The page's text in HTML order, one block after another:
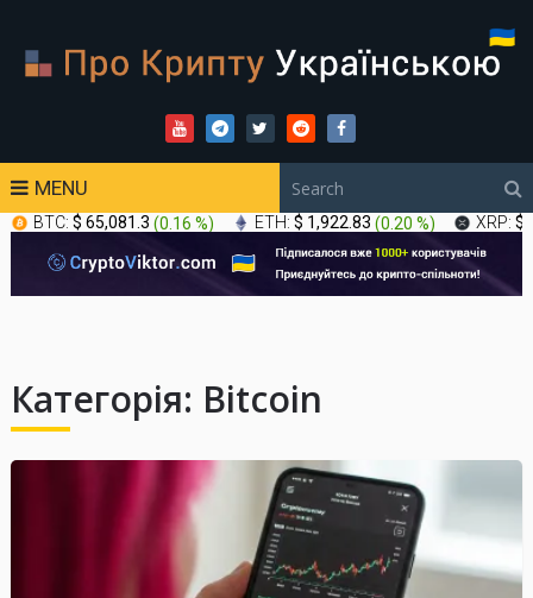
MENU
BTC: $ 65,081.3 (0.16 %) ETH: $ 1,922.83 (0.20 %) XRP: $
Категорія: Bitcoin